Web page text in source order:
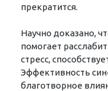
прекратится.
Научно доказано,
помогает
стресс,
Эффективность
благотворное